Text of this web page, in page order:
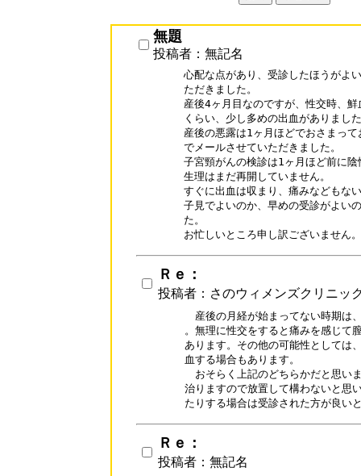
無題
投稿者：無記名
心配な点があり、受診したほうがよ
ただきました。
産後4ヶ月目なのですが、性交時、
くらい、少し多めの出血がありまし
産後の悪露は1ヶ月ほどでおさまっ
でメールさせていただきました。
子宮頸がんの検診は1ヶ月ほど前に
生理はまだ再開していません。
すぐに出血は収まり、痛みなどもな
子見でよいのか、早めの受診がよい
た。
お忙しいところ申し訳ございません。
Ｒｅ：
投稿者：さのウィメンズクリニッ
産後の月経が始まってない時期は
。無理に性交をすると痛みを感じて
あります。その他の可能性としては
血する場合もあります。
おそらく上記のどちらかだと思い
治りますので放置して構わないと思
たりする場合は受診された方が良い
Ｒｅ：
投稿者：無記名